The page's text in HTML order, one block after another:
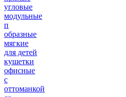
угловые
модульные
п
образные
мягкие
для детей
кушетки
офисные
с
оттоманкой